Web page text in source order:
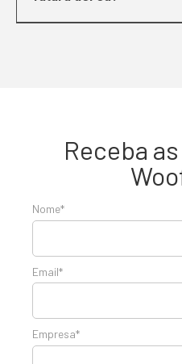
Receba
Nome*
Email*
Empresa*